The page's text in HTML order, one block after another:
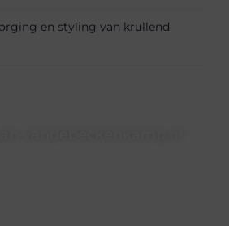
en styling van krullend